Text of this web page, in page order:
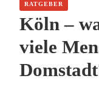
RATGEBER
Köln –
viele